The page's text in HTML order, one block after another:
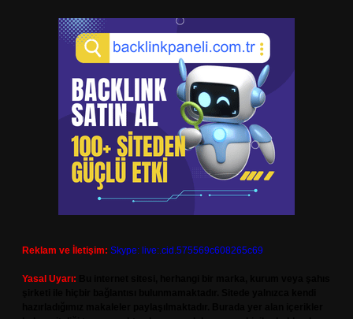
Reklam ve İletişim: Skype: live:.cid.575569c608265c69
Yasal Uyarı: